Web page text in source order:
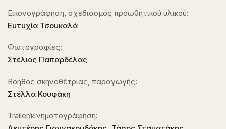
Εικονογράφηση, σχεδιασμός προωθητικού υλικού:
Ευτυχία Τσουκαλά
Φωτογραφίες:
Στέλιος Παπαρδέλας
Βοηθός σκηνοθέτριας, παραγωγής:
Στέλλα Κουφάκη
Trailer/κινηματογράφηση: